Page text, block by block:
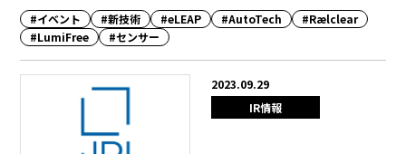
#イベント #新技術 #eLEAP #AutoTech
#Rælclear
#LumiFree
#センサー
2023.09.29
IR情報